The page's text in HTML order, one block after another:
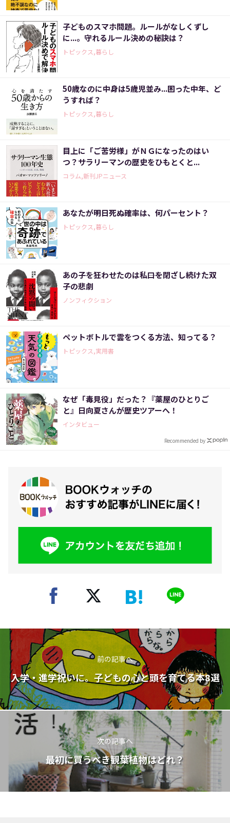
子どものスマホ問題。ルールがなしくずし
に...。守れるルール決めの秘訣は？
トピックス,暮らし
50歳なのに中身は5歳児並み...困った中年、ど
うすれば？
トピックス,暮らし
目上に「ご苦労様」がＮＧになったのはい
つ？サラリーマンの歴史をひもとくと...
コラム,新刊JPニュース
あなたが明日死ぬ確率は、何パーセント？
トピックス,暮らし
あの子を狂わせたのは私――口を閉ざし続けた双
子の悲劇
ノンフィクション
ペットボトルで雲をつくる方法、知ってる？
トピックス,実用書
なぜ「毒見役」だった？『薬屋のひとりご
と』日向夏さんが歴史ツアーへ！
インタビュー
Recommended by
前の記事へ
入学・進学祝いに。子どもの心と頭を育てる本8選
次の記事へ
最初に買うべき観葉植物はどれ？